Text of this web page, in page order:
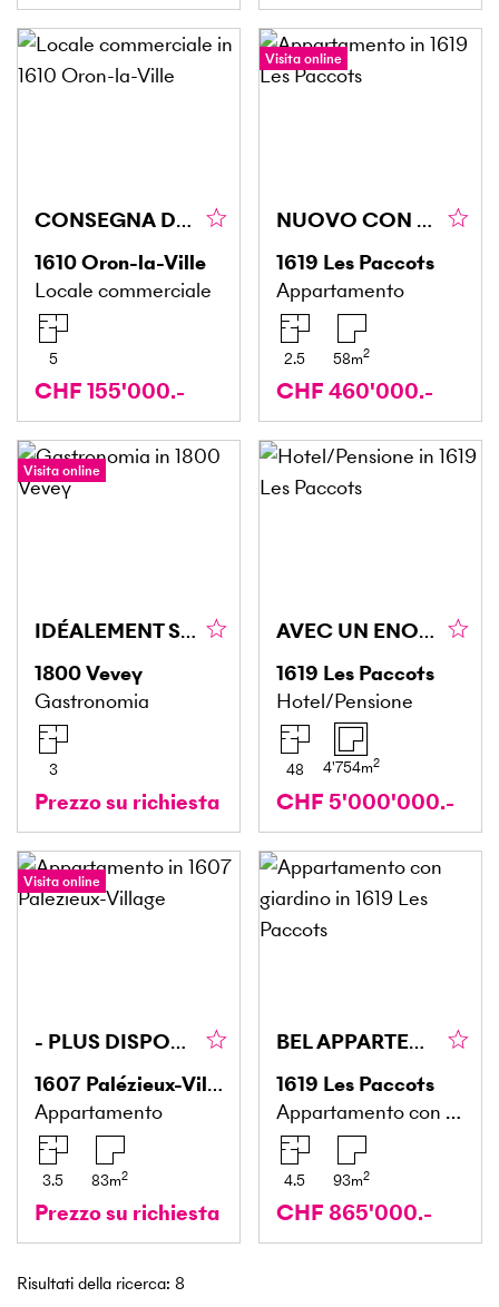
CONSEGNA DEL NEGOZIO DI ALIMENTARI DI SUCCESSO
1610Oron-la-Ville
Locale commerciale
5
CHF 155'000.-
Visita online
NUOVO CON ACCESSO ALLA PISCINA E AL GIARDINO
1619 Les Paccots
Appartamento
2.5 58m2
CHF 460'000.-
Visita online
IDÉALEMENT SITUÉ DANS UN CENTRE COMMERCIAL
1800Vevey
Gastronomia
3
Prezzo su richiesta
AVEC UN ENORME POTENTIEL, TRES BIEN SITUE, SPACIEUX
1619 Les Paccots
Hotel/Pensione
48 4'754m2
CHF 5'000'000.-
Visita online
- PLUS DISPONIBLE
1607 Palézieux-Village
Appartamento
3.5 83m2
Prezzo su richiesta
BEL APPARTEMENT AVEC PISCINE
1619 Les Paccots
Appartamento con giardino
4.5 93m2
CHF 865'000.-
Risultati della ricerca: 8